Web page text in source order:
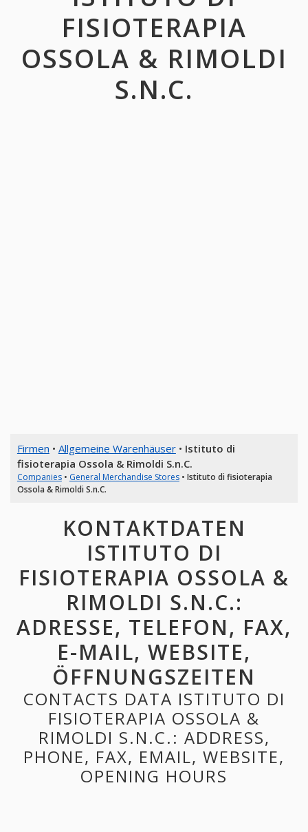
FISIOTERAPIA
OSSOLA & RIMOLDI
S.N.C.
Firmen • Allgemeine Warenhäuser• Istituto di
fisioterapia Ossola & Rimoldi S.n.C.
Companies• General Merchandise Stores• Istituto di fisioterapia
Ossola & Rimoldi S.n.C.
KONTAKTDATEN
ISTITUTO DI
FISIOTERAPIA OSSOLA &
RIMOLDI S.N.C.:
ADRESSE, TELEFON, FAX,
E-MAIL, WEBSITE,
ÖFFNUNGSZEITEN
CONTACTS DATA ISTITUTO DI
FISIOTERAPIA OSSOLA &
RIMOLDI S.N.C.: ADDRESS,
PHONE, FAX, EMAIL, WEBSITE,
OPENING HOURS